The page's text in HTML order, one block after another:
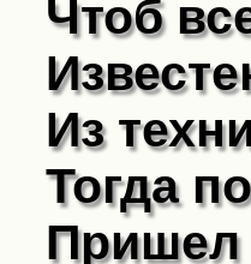
Чтоб
Из
Тогда
Пришел